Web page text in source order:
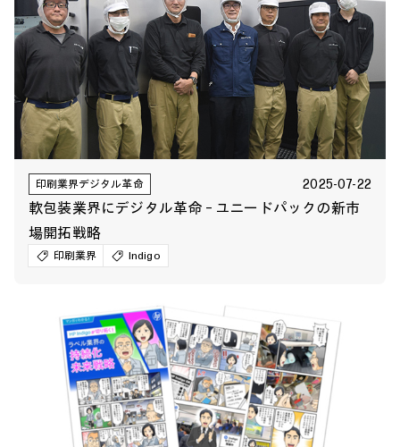
印刷業界デジタル革命 2025-07-22
軟包装業界にデジタル革命 – ユニードパックの新市
場開拓戦略
印刷業界 Indigo